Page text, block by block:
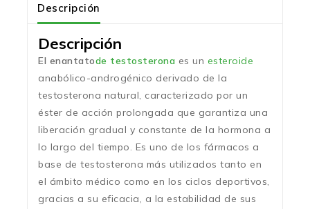
Descripción
Descripción
El enantatode testosterona es un esteroide
anabólico-androgénico derivado de la
testosterona natural, caracterizado por un
éster de acción prolongada que garantiza una
liberación gradual y constante de la hormona a
lo largo del tiempo. Es uno de los fármacos a
base de testosterona más utilizados tanto en
el ámbito médico como en los ciclos deportivos,
gracias a su eficacia, a la estabilidad de sus